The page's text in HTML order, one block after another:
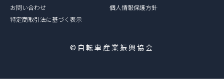
お問い合わせ
個人情報保護方針
特定商取引法に基づく表示
©自転車産業振興協会